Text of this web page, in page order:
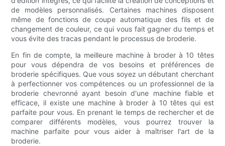
de modèles personnalisés. Certaines machines disposent
même de fonctions de coupe automatique des fils et de
changement de couleur, ce qui vous fait gagner du temps et
vous évite des tracas pendant le processus de broderie.
En fin de compte, la meilleure machine à broder à 10 têtes
pour vous dépendra de vos besoins et préférences de
broderie spécifiques. Que vous soyez un débutant cherchant
à perfectionner vos compétences ou un professionnel de la
broderie chevronné ayant besoin d'une machine fiable et
efficace, il existe une machine à broder à 10 têtes qui est
parfaite pour vous. En prenant le temps de rechercher et de
comparer différents modèles, vous pourrez trouver la
machine parfaite pour vous aider à maîtriser l'art de la
broderie.